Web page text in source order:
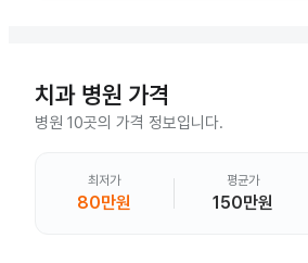
치과 병원 가격
병원 10곳의 가격 정보입니다.
최저가
80만원
평균가
150만원